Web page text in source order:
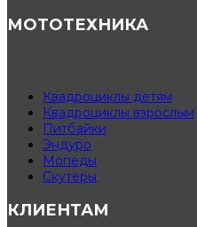
МОТОТЕХНИКА
Квадроциклы детям
Квадроциклы взрослым
Питбайки
Эндуро
Мопеды
Скутеры
КЛИЕНТАМ